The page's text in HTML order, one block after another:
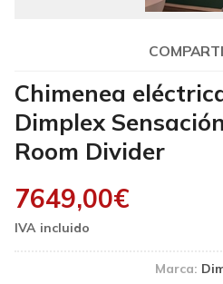
Chimenea
Dimplex
Room Divider
7649,00€
Marca: